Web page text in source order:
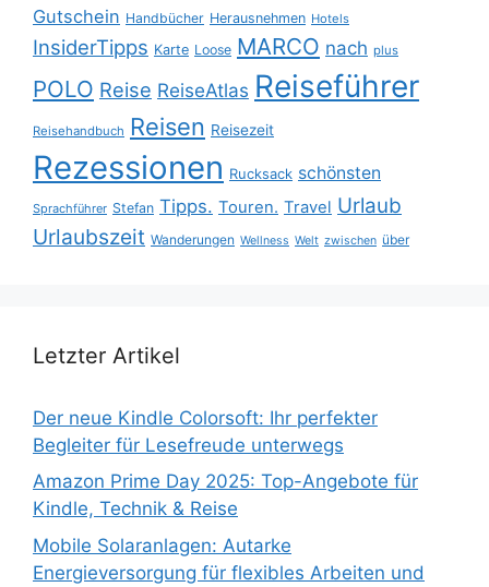
Gutschein Handbücher Herausnehmen Hotels
InsiderTipps Karte Loose MARCO nach plus
POLO Reise ReiseAtlas Reiseführer
Reisehandbuch Reisen Reisezeit
Rezessionen Rucksack schönsten
Sprachführer Stefan Tipps. Touren. Travel Urlaub
Urlaubszeit Wanderungen Wellness Welt zwischen über
Letzter Artikel
Der neue Kindle Colorsoft: Ihr perfekter
Begleiter für Lesefreude unterwegs
Amazon Prime Day 2025: Top-Angebote für
Kindle, Technik & Reise
Mobile Solaranlagen: Autarke
Energieversorgung für flexibles Arbeiten und